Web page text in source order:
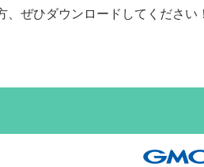
、ぜひダウンロードしてください